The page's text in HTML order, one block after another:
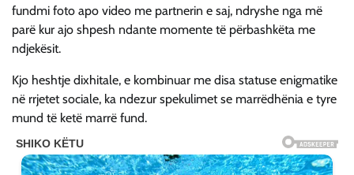
fundmi foto apo video me partnerin e saj, ndryshe nga më
parë kur ajo shpesh ndante momente të përbashkëta me
ndjekësit.
Kjo heshtje dixhitale, e kombinuar me disa statuse enigmatike
në rrjetet sociale, ka ndezur spekulimet se marrëdhënia e tyre
mund të ketë marrë fund.